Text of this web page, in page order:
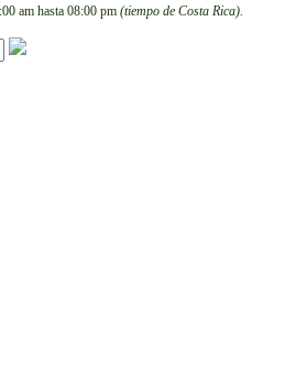
am hasta 08:00 pm (tiempo de Costa Rica).